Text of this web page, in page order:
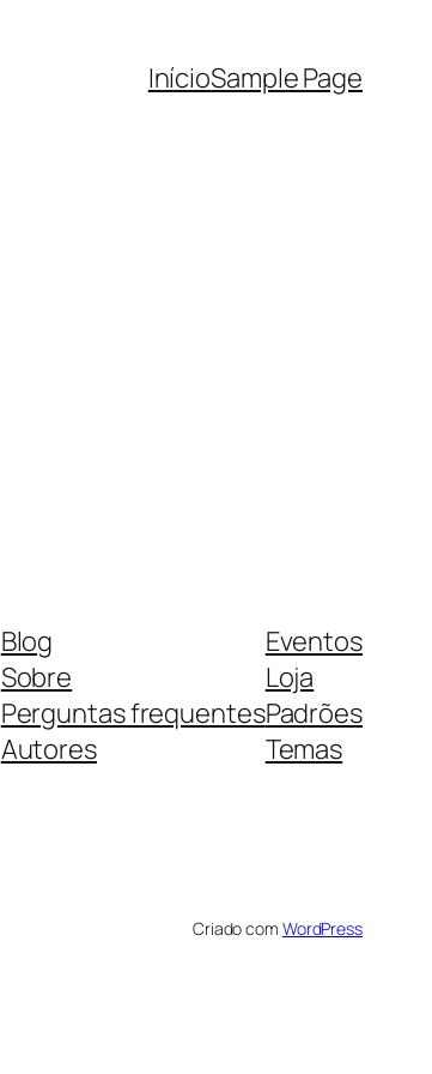
InícioSample Page
Blog
Sobre
Perguntas frequentes
Autores
Eventos
Loja
Padrões
Temas
Criado com WordPress